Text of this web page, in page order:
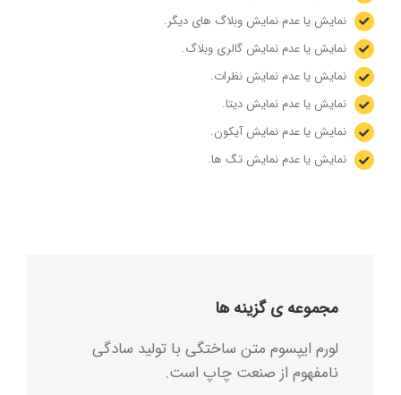
نمایش یا عدم نمایش وبلاگ های دیگر.
نمایش یا عدم نمایش گالری وبلاگ.
نمایش یا عدم نمایش نظرات.
نمایش یا عدم نمایش دیتا.
نمایش یا عدم نمایش آیکون.
نمایش یا عدم نمایش تگ ها.
مجموعه ی گزینه ها
لورم ایپسوم متن ساختگی با تولید سادگی
نامفهوم از صنعت چاپ است.